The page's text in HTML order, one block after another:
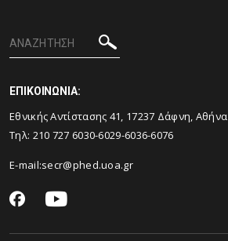
ΕΠΙΚΟΙΝΩΝΙΑ:
Εθνικής Αντίστασης 41, 17237 Δάφνη, Αθήνα
Τηλ: 210 727 6030-6029-6036-6076
E-mail:secr@phed.uoa.gr